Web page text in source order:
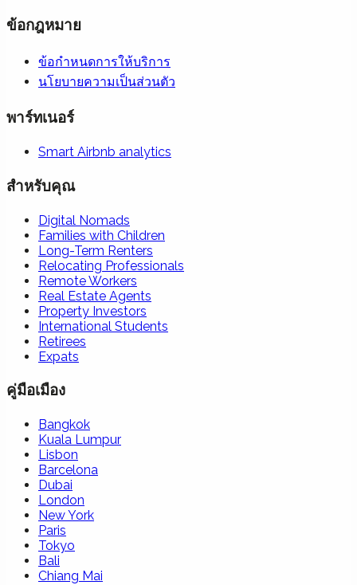
ข้อกฎหมาย
ข้อกำหนดการให้บริการ
นโยบายความเป็นส่วนตัว
พาร์ทเนอร์
Smart Airbnb analytics
สำหรับคุณ
Digital Nomads
Families with Children
Long-Term Renters
Relocating Professionals
Remote Workers
Real Estate Agents
Property Investors
International Students
Retirees
Expats
คู่มือเมือง
Bangkok
Kuala Lumpur
Lisbon
Barcelona
Dubai
London
New York
Paris
Tokyo
Bali
Chiang Mai